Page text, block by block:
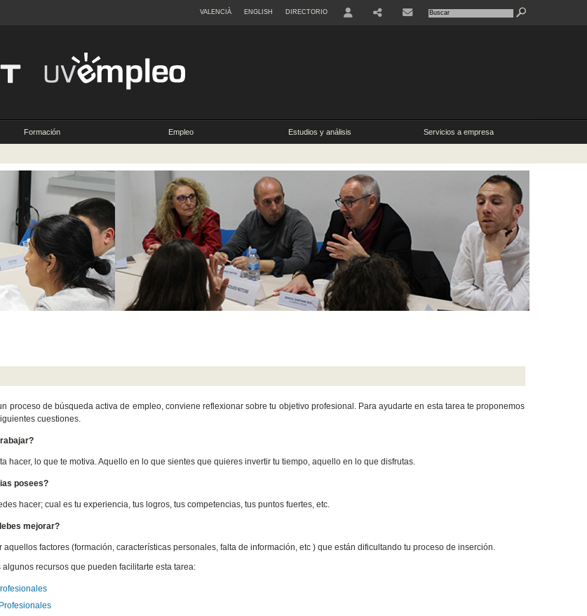
VALENCIÀ ENGLISH DIRECTORIO
Formación Empleo Estudios y análisis Servicios a empresa
proceso de búsqueda activa de empleo, conviene reflexionar sobre tu objetivo profesional. Para ayudarte en esta tarea te proponemos
cuestiones.
hacer, lo que te motiva. Aquello en lo que sientes que quieres invertir tu tiempo, aquello en lo que disfrutas.
posees?
hacer; cual es tu experiencia, tus logros, tus competencias, tus puntos fuertes, etc.
mejorar?
aquellos factores (formación, características personales, falta de información, etc ) que están dificultando tu proceso de inserción.
recursos que pueden facilitarte esta tarea: